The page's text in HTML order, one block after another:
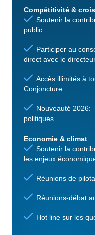
Compétitivité &
Soutenir la
public
Participer au
direct avec le
Accès illimités à
Conjoncture
Nouveauté 2026:
politiques
Economie & climat
Soutenir la
les enjeux
Réunions de
Réunions-débat
Hot line sur les